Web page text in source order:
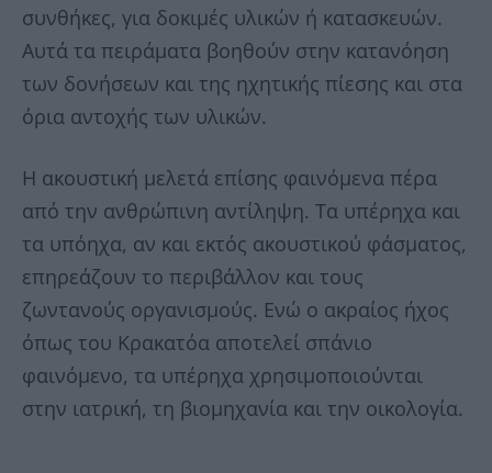
συνθήκες, για δοκιμές υλικών ή κατασκευών.
Αυτά τα πειράματα βοηθούν στην κατανόηση
των δονήσεων και της ηχητικής πίεσης και στα
όρια αντοχής των υλικών.
Η ακουστική μελετά επίσης φαινόμενα πέρα
από την ανθρώπινη αντίληψη. Τα υπέρηχα και
τα υπόηχα, αν και εκτός ακουστικού φάσματος,
επηρεάζουν το περιβάλλον και τους
ζωντανούς οργανισμούς. Ενώ ο ακραίος ήχος
όπως του Κρακατόα αποτελεί σπάνιο
φαινόμενο, τα υπέρηχα χρησιμοποιούνται
στην ιατρική, τη βιομηχανία και την οικολογία.